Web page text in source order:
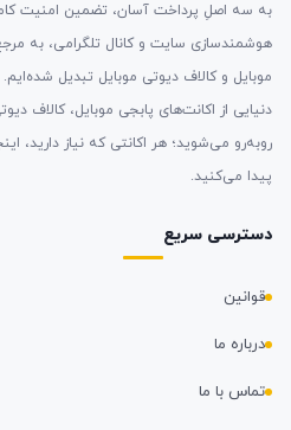
به سه اصلِ پرداخت آسان، تضمین امنیت
هوشمندسازی سایت و کانال تلگرامی، به
موبایل و کالاف دیوتی موبایل تبدیل
دنیایی از اکانت‌های پابجی موبایل، کالاف
روبه‌رو می‌شوید؛ هر اکانتی که نیاز دارید،
پیدا می‌کنید.
دسترسی سریع
قوانین
درباره ما
تماس با ما